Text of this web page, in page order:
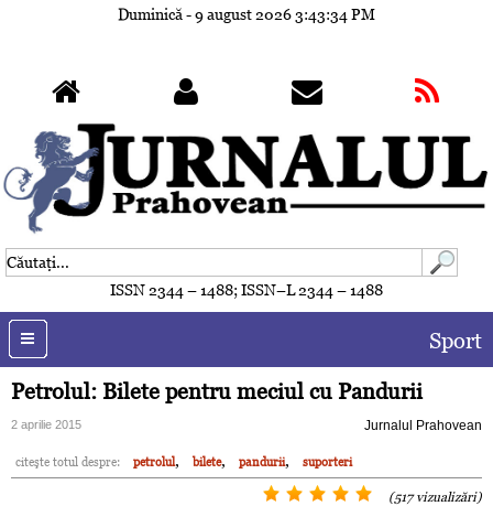
Duminică - 9 august 20263:43:37 PM
ISSN 2344 – 1488; ISSN–L 2344 – 1488
Sport
Petrolul: Bilete pentru meciul cu Pandurii
2 aprilie 2015 Jurnalul Prahovean
citeşte totul despre: petrolul, bilete, pandurii, suporteri
(517 vizualizări)